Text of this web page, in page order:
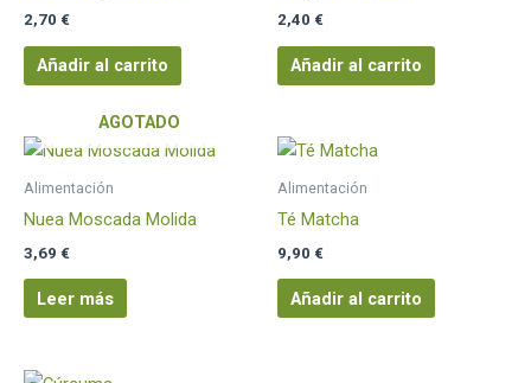
2,70 €
Añadir al carrito
2,40 €
Añadir al carrito
AGOTADO
Alimentación
Nuea Moscada Molida
3,69 €
Leer más
Alimentación
Té Matcha
9,90 €
Añadir al carrito